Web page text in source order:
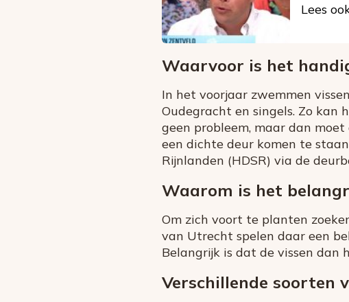
Lees
Waarvoor is het
In het voorjaar zwemmen
Oudegracht en singels. Zo kan
geen probleem, maar dan
een dichte deur komen te
Rijnlanden (HDSR) via de
Waarom is het
Om zich voort te planten
van Utrecht spelen daar een
Belangrijk is dat de vissen dan
Verschillende soorten